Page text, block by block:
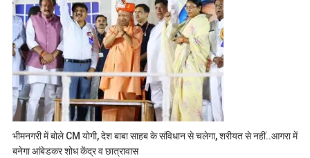
भीमनगरी में बोले CM योगी, देश बाबा साहब के संविधान से चलेगा, शरीयत से नहीं..आगरा में
बनेगा आंबेडकर शोध केंद्र व छात्रावास